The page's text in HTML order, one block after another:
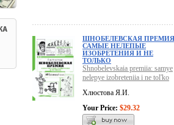
ШНОБЕЛЕВСКАЯ
САМЫЕ НЕЛЕПЫЕ
ИЗОБРЕТЕНИЯ И НЕ
ТОЛЬКО
Shnobelevskaia premiia: samye
nelepye izobreteniia i ne tol'ko
Хлюстова Я.И.
Your Price: $29.32